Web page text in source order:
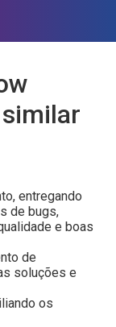
entregando
de bugs,
e boas
de
soluções e
os